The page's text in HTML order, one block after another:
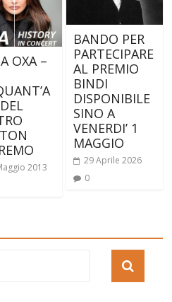
OXA –
2013
BANDO PER
PARTECIPARE
AL PREMIO
BINDI
DISPONIBILE
SINO A
VENERDI’ 1
MAGGIO
29 Aprile 2026
0